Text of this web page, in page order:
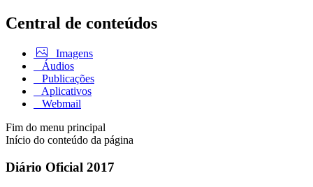
Central de conteúdos
Imagens
Áudios
Publicações
Aplicativos
Webmail
Fim do menu principal
Início do conteúdo da página
Diário Oficial 2017